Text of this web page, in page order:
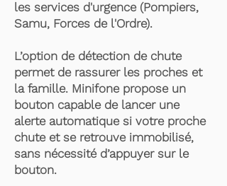
les services d'urgence (Pompiers,
Samu, Forces de l'Ordre).
L’option de détection de chute
permet de rassurer les proches et
la famille. Minifone propose un
bouton capable de lancer une
alerte automatique si votre proche
chute et se retrouve immobilisé,
sans nécessité d’appuyer sur le
bouton.